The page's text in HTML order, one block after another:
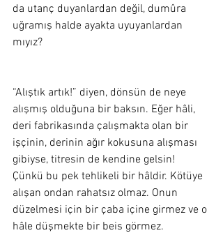
da utanç duyanlardan değil, dumûra
uğramış halde ayakta uyuyanlardan
mıyız?
“Alıştık artık!” diyen, dönsün de neye
alışmış olduğuna bir baksın. Eğer hâli,
deri fabrikasında çalışmakta olan bir
işçinin, derinin ağır kokusuna alışması
gibiyse, titresin de kendine gelsin!
Çünkü bu pek tehlikeli bir hâldir. Kötüye
alışan ondan rahatsız olmaz. Onun
düzelmesi için bir çaba içine girmez ve o
hâle düşmekte bir beis görmez.